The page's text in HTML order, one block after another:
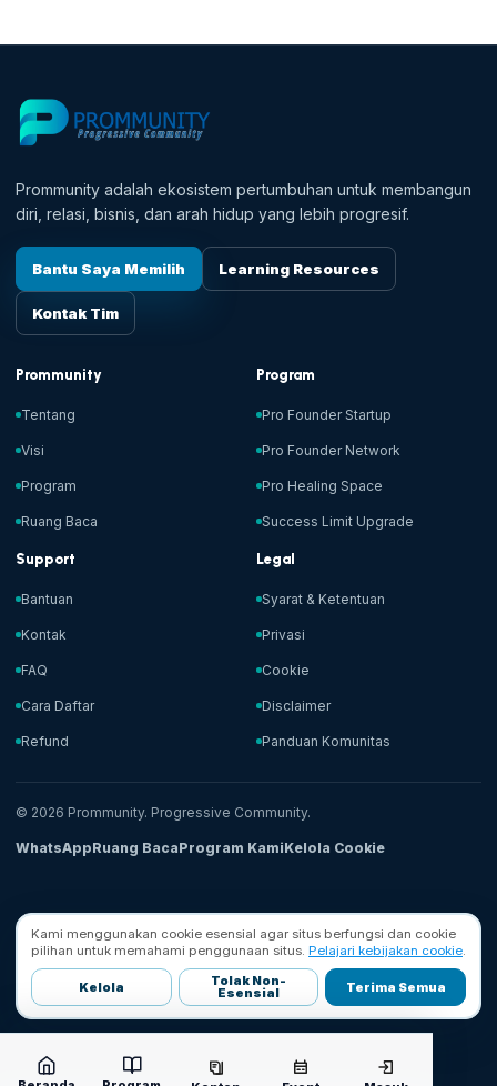
Kami menggunakan cookie esensial agar situs berfungsi dan cookie
pilihan untuk memahami penggunaan situs. Pelajari kebijakan cookie.
Kelola Tolak Non-
Esensial Terima Semua
Prommunity adalah ekosistem pertumbuhan untuk membangun
diri, relasi, bisnis, dan arah hidup yang lebih progresif.
Bantu Saya Memilih Learning Resources
Kontak Tim
Prommunity
Tentang
Visi
Program
Ruang Baca
Program
Pro Founder Startup
Pro Founder Network
Pro Healing Space
Success Limit Upgrade
Support
Bantuan
Kontak
FAQ
Cara Daftar
Refund
Legal
Syarat & Ketentuan
Privasi
Cookie
Disclaimer
Panduan Komunitas
© 2026 Prommunity. Progressive Community.
WhatsAppRuang BacaProgram KamiKelola Cookie